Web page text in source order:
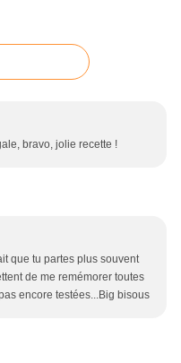
bravo, jolie recette !
que tu partes plus souvent
de me remémorer toutes
encore testées...Big bisous